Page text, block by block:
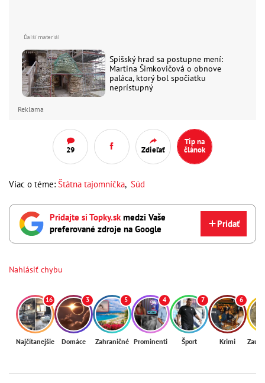
Spišský hrad sa postupne mení:
Martina Šimkovičová o obnove
paláca, ktorý bol spočiatku
neprístupný
Reklama
29 Zdieľať
Tip na
článok
Viac o téme: Štátna tajomníčka, Súd
Pridajte si Topky.skmedzi Vaše
preferované zdroje na Google
Pridať
Nahlásiť chybu
16
Najčítanejšie
3
Domáce
5
Zahraničné
4
Prominenti
7
Šport
6
Krimi